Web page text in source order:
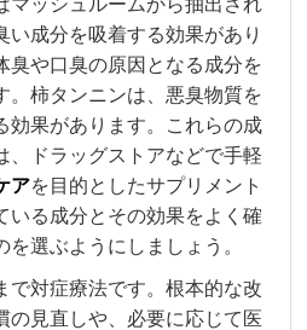
い成分を吸着する効果があり
臭や口臭の原因となる成分を
。柿タンニンは、悪臭物質を
効果があります。これらの成
、ドラッグストアなどで手軽
アを目的としたサプリメント
いる成分とその効果をよく確
選ぶようにしましょう。
で対症療法です。根本的な改
の見直しや、必要に応じて医